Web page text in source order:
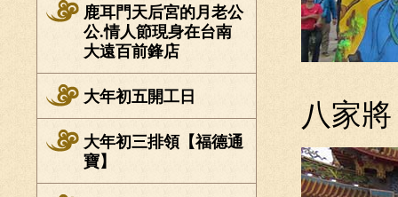
鹿耳門天后宮的月老公
公.情人節現身在台南
大遠百前鋒店
大年初五開工日
大年初三排領【福德通
寶】
八家將